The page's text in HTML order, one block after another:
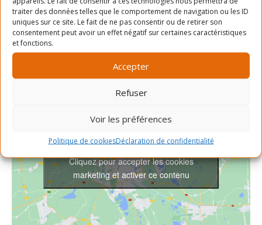
traiter des données telles que le comportement de navigation ou les ID
uniques sur ce site. Le fait de ne pas consentir ou de retirer son
consentement peut avoir un effet négatif sur certaines caractéristiques
et fonctions.
Accepter
Refuser
Voir les préférences
Politique de cookiesDéclaration de confidentialité
Date :
21 juillet 2024
Heure :
10h00 - 11h00
SLAB
Téléphone
514-903-7522
Voir le site Organisateur
Cliquez pour accepter les cookies
marketing et activer ce contenu